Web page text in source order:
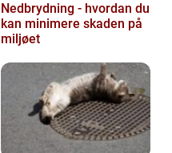
Nedbrydning - hvordan du
kan minimere skaden på
miljøet